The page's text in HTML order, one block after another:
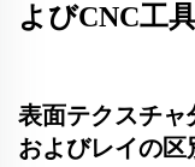
よびCNC工
表面テクスチャ
およびレイの区